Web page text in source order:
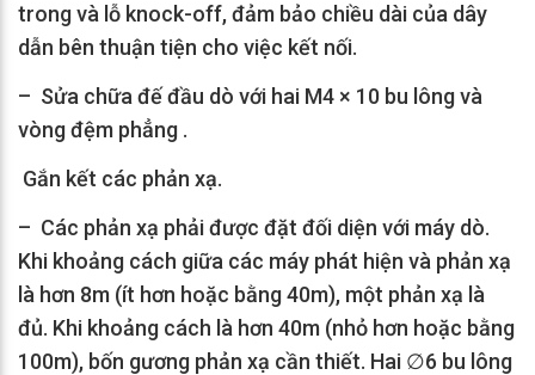
trong và lỗ knock-off, đảm bảo chiều dài của dây
dẫn bên thuận tiện cho việc kết nối.
– Sửa chữa đế đầu dò với hai M4 × 10 bu lông và
vòng đệm phẳng .
Gắn kết các phản xạ.
– Các phản xạ phải được đặt đối diện với máy dò.
Khi khoảng cách giữa các máy phát hiện và phản xạ
là hơn 8m (ít hơn hoặc bằng 40m), một phản xạ là
đủ. Khi khoảng cách là hơn 40m (nhỏ hơn hoặc bằng
100m), bốn gương phản xạ cần thiết. Hai ∅6 bu lông